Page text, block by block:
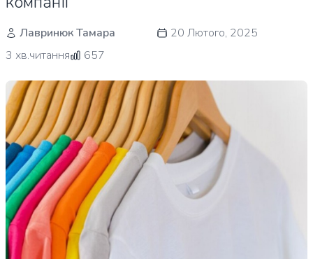
Лавринюк Тамара
20 Лютого, 2025
3 хв.читання
657